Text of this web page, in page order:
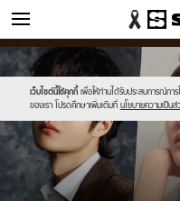
หนัง-ละคร
เว็บไซต์นี้ใช้คุกกี้ เพื่อให้ท่านได้รับประสบการณ์กา
ของเรา โปรดศึกษาเพิ่มเติมที่ นโยบายความเป็น
Sanook
//s.isanook.com/sr/0/
new-
sanook.png
600
60
//s.isanook.com/mv/0/ud/36/
thumbnail1200x720(5)-2.jpg